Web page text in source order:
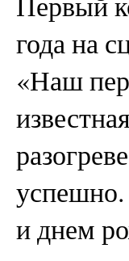
года на
«Наш
успешно.
и днем